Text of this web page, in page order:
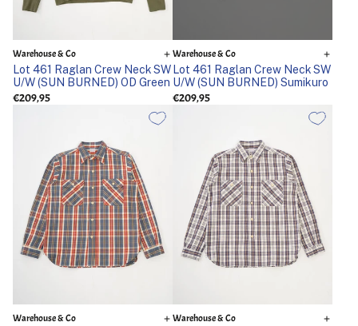
Warehouse & Co
Lot 461 Raglan Crew Neck SW
U/W (SUN BURNED) OD Green
€209,95
Warehouse & Co
Lot 461 Raglan Crew Neck SW
U/W (SUN BURNED) Sumikuro
€209,95
Warehouse & Co Warehouse & Co